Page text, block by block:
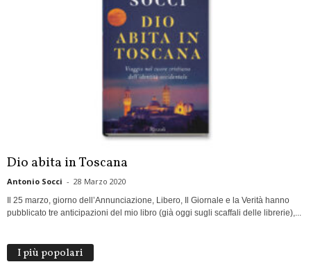
Dio abita in Toscana
Antonio Socci - 28 Marzo 2020
Il 25 marzo, giorno dell’Annunciazione, Libero, Il Giornale e la Verità hanno
pubblicato tre anticipazioni del mio libro (già oggi sugli scaffali delle librerie),...
I più popolari